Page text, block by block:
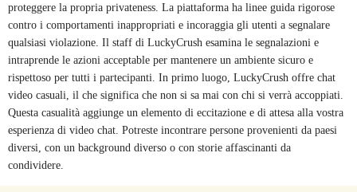
proteggere la propria privateness. La piattaforma ha linee guida rigorose
contro i comportamenti inappropriati e incoraggia gli utenti a segnalare
qualsiasi violazione. Il staff di LuckyCrush esamina le segnalazioni e
intraprende le azioni acceptable per mantenere un ambiente sicuro e
rispettoso per tutti i partecipanti. In primo luogo, LuckyCrush offre chat
video casuali, il che significa che non si sa mai con chi si verrà accoppiati.
Questa casualità aggiunge un elemento di eccitazione e di attesa alla vostra
esperienza di video chat. Potreste incontrare persone provenienti da paesi
diversi, con un background diverso o con storie affascinanti da
condividere.